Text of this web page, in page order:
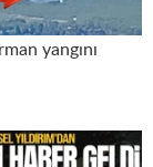
yangını